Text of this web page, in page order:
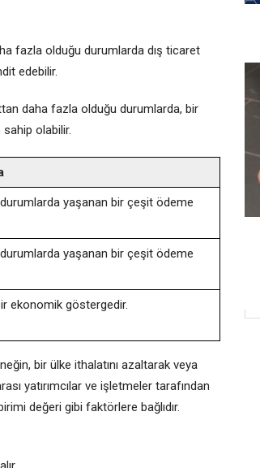
fazla olduğu durumlarda dış ticaret
edebilir.
daha fazla olduğu durumlarda, bir
olabilir.
yaşanan bir çeşit ödeme
yaşanan bir çeşit ödeme
ekonomik göstergedir.
bir ülke ithalatını azaltarak veya
yatırımcılar ve işletmeler tarafından
değeri gibi faktörlere bağlıdır.